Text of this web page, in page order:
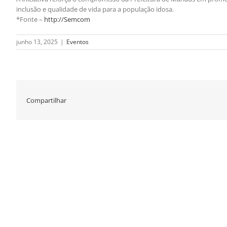
inclusão e qualidade de vida para a população idosa.
*Fonte – http://Semcom
junho 13, 2025 | Eventos
Compartilhar